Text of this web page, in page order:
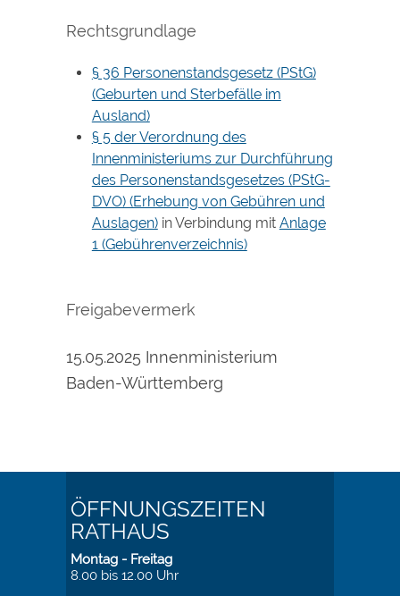
Rechtsgrundlage
§ 36 Personenstandsgesetz (PStG)
(Geburten und Sterbefälle im
Ausland)
§ 5 der Verordnung des
Innenministeriums zur Durchführung
des Personenstandsgesetzes (PStG-
DVO) (Erhebung von Gebühren und
Auslagen)in Verbindung mit Anlage
1 (Gebührenverzeichnis)
Freigabevermerk
15.05.2025 Innenministerium
Baden-Württemberg
ÖFFNUNGSZEITEN
RATHAUS
Montag - Freitag
8.00 bis 12.00 Uhr